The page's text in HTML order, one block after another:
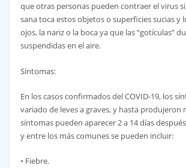
que otras personas pueden contraer el virus
sana toca estos objetos o superficies sucias y
ojos, la nariz o la boca ya que las “gotículas”
suspendidas en el aire.
Síntomas:
En los casos confirmados del COVID-19, los
variado de leves a graves, y hasta produjeron
síntomas pueden aparecer 2 a 14 días
y entre los más comunes se pueden incluir:
• Fiebre.